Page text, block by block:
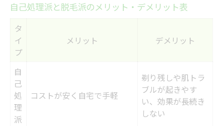
自己処理派と脱毛派のメリット・デメリット表
タ
イ
プ
メリット デメリット
自
己
処
理
派
コストが安く自宅で手軽
剃り残しや肌トラ
ブルが起きやす
い、効果が長続き
しない